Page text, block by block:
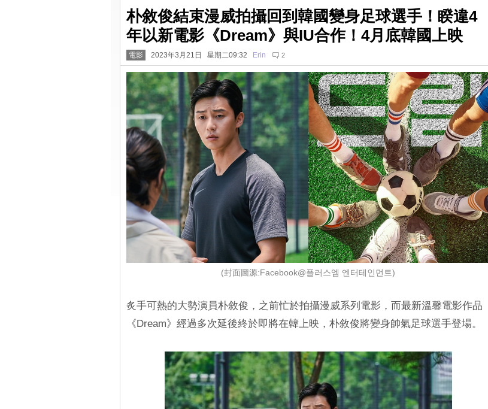
朴敘俊結束漫威拍攝回到韓國變身足球選手！睽違4
年以新電影《Dream》與IU合作！4月底韓國上映
電影 2023年3月21日 星期二09:32 Erin 2
(封面圖源:Facebook@플러스엠 엔터테인먼트)
炙手可熱的大勢演員朴敘俊，之前忙於拍攝漫威系列電影，而最新溫馨電影作品
《Dream》經過多次延後終於即將在韓上映，朴敘俊將變身帥氣足球選手登場。